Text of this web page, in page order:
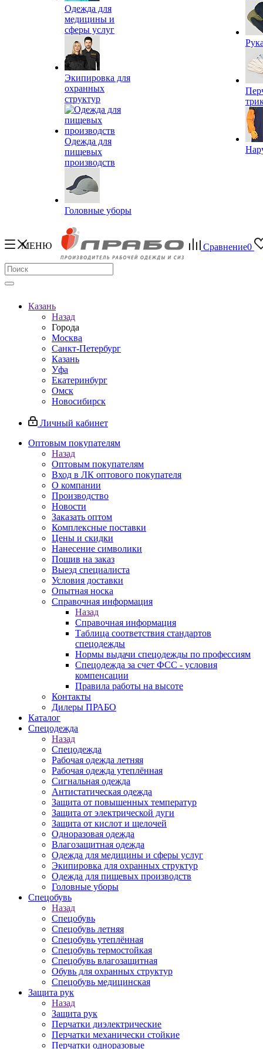
Одежда для
медицины и
сферы услуг
Экипировка для
охранных
структур
Одежда для
пищевых
производств
Головные уборы
МЕНЮ Сравнение0
Казань
Назад
Города
Москва
Санкт-Петербург
Казань
Уфа
Екатеринбург
Омск
Новосибирск
Личный кабинет
Оптовым покупателям
Назад
Оптовым покупателям
Вход в ЛК оптового покупателя
О компании
Производство
Новости
Заказать оптом
Комплексные поставки
Цены и скидки
Нанесение символики
Пошив на заказ
Выезд специалиста
Условия доставки
Опытная носка
Справочная информация
Назад
Справочная информация
Таблица соответствия стандартов
спецодежды
Нормы выдачи спецодежды по профессиям
Спецодежда за счет ФСС - условия
компенсации
Правила работы на высоте
Контакты
Дилеры ПРАБО
Каталог
Спецодежда
Назад
Спецодежда
Рабочая одежда летняя
Рабочая одежда утеплённая
Сигнальная одежда
Антистатическая одежда
Защита от повышенных температур
Защита от электрической дуги
Защита от кислот и щелочей
Одноразовая одежда
Влагозащитная одежда
Одежда для медицины и сферы услуг
Экипировка для охранных структур
Одежда для пищевых производств
Головные уборы
Спецобувь
Назад
Спецобувь
Спецобувь летняя
Спецобувь утеплённая
Спецобувь термостойкая
Спецобувь влагозащитная
Обувь для охранных структур
Спецобувь медицинская
Защита рук
Назад
Защита рук
Перчатки диэлектрические
Перчатки механически стойкие
Перчатки одноразовые